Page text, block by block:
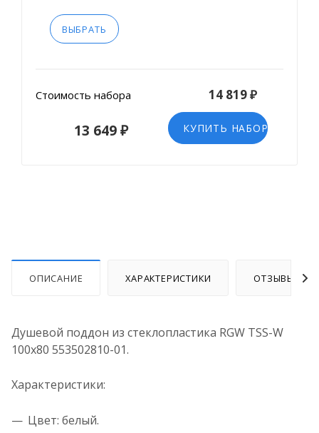
ВЫБРАТЬ
Стоимость набора 14 819 ₽
13 649 ₽ КУПИТЬ НАБОР
ОПИСАНИЕ ХАРАКТЕРИСТИКИ ОТЗЫВЫ
Душевой поддон из стеклопластика RGW TSS-W
100x80 553502810-01.
Характеристики:
Цвет: белый.